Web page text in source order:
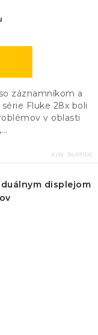
záznamníkom a
Fluke 28x boli
v oblasti
Kód: 3449156
duálnym displejom